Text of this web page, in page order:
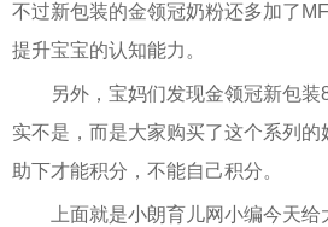
不过新包装的金领冠奶粉还多加了
提升宝宝的认知能力。
另外，宝妈们发现金领冠新包
实不是，而是大家购买了这个系列
助下才能积分，不能自己积分。
上面就是小朗育儿网小编今天